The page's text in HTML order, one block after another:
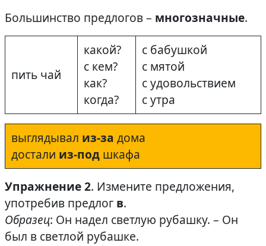
Большинство предлогов – многозначные.
пить чай
какой?
с кем?
как?
когда?
с бабушкой
с мятой
с удовольствием
с утра
выглядывал из-за дома
достали из-подшкафа
Упражнение 2. Измените предложения,
употребив предлог в.
Образец: Он надел светлую рубашку. – Он
был в светлой рубашке.